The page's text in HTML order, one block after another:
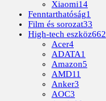
Xiaomi14
Fenntarthatóság1
Film és sorozat33
High-tech eszköz662
Acer4
ADATA1
Amazon5
AMD11
Anker3
AOC3